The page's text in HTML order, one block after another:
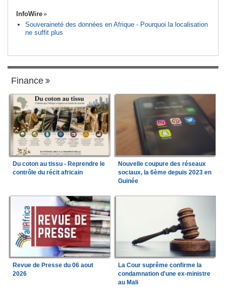
InfoWire
Souveraineté des données en Afrique - Pourquoi la localisation
ne suffit plus
Finance
Du coton au tissu - Reprendre le
contrôle du récit africain
Nouvelle coupure des réseaux
sociaux, la 6ème depuis 2023 en
Guinée
Revue de Presse du 06 aout
2026
La Cour suprême confirme la
condamnation d'une ex-ministre
au Mali